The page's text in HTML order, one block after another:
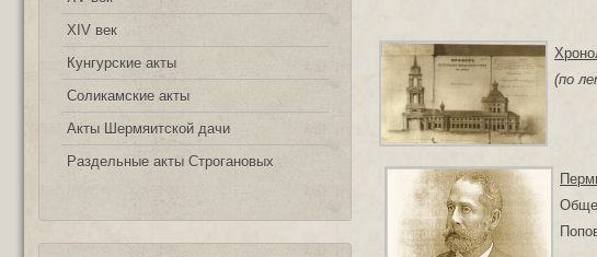
XIV век
Кунгурские акты
Соликамские акты
Акты Шермяитской дачи
Раздельные акты Строгановых
(по